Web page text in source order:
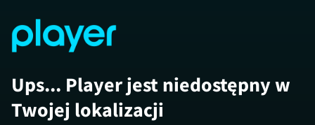
Ups... Player jest niedostępny w
Twojej lokalizacji